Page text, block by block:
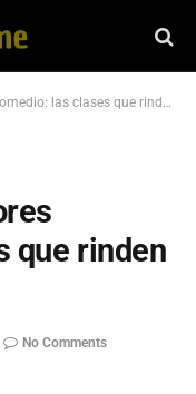
clases que rinden sin jugar perfecto
que rinden
No Comments